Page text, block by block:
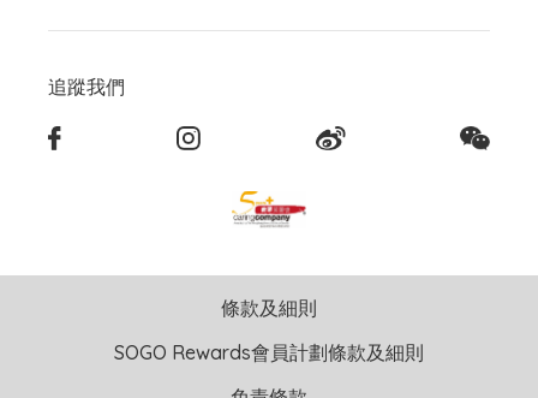
追蹤我們
條款及細則
SOGO Rewards會員計劃條款及細則